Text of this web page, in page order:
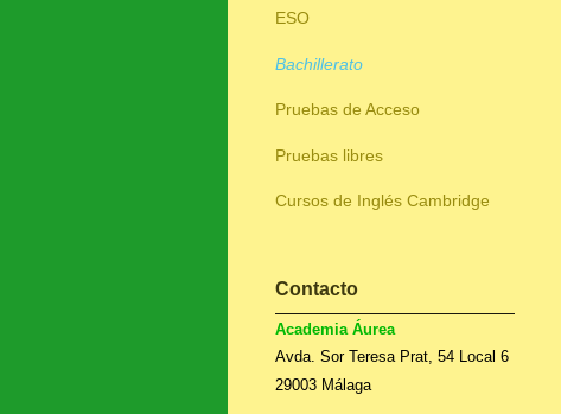
ESO
Bachillerato
Pruebas de Acceso
Pruebas libres
Cursos de Inglés Cambridge
Contacto
Academia Áurea
Avda. Sor Teresa Prat, 54 Local 6
29003 Málaga